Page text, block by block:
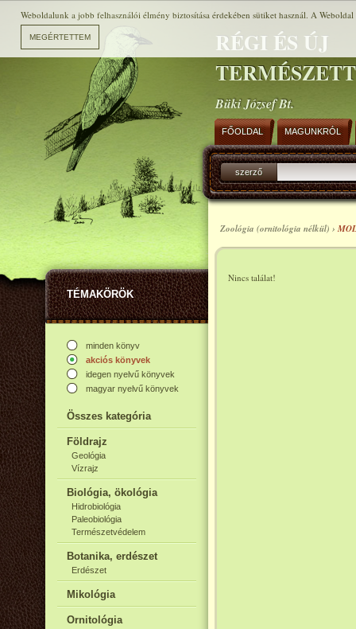
RÉGI ÉS ÚJ
Büki József Bt.
TÉMAKÖRÖK
minden könyv
akciós könyvek
idegen nyelvű könyvek
magyar nyelvű könyvek
Összes kategória
Földrajz
Geológia
Vízrajz
Biológia, ökológia
Hidrobiológia
Paleobiológia
Természetvédelem
Botanika, erdészet
Erdészet
Mikológia
Ornitológia
FŐOLDAL MAGUNKRÓL
szerző
Zoológia (ornitológia nélkül) ›
Nincs találat!
Weboldalunk a jobb felhasználói élmény biztosítása érdekében sütiket használ. A